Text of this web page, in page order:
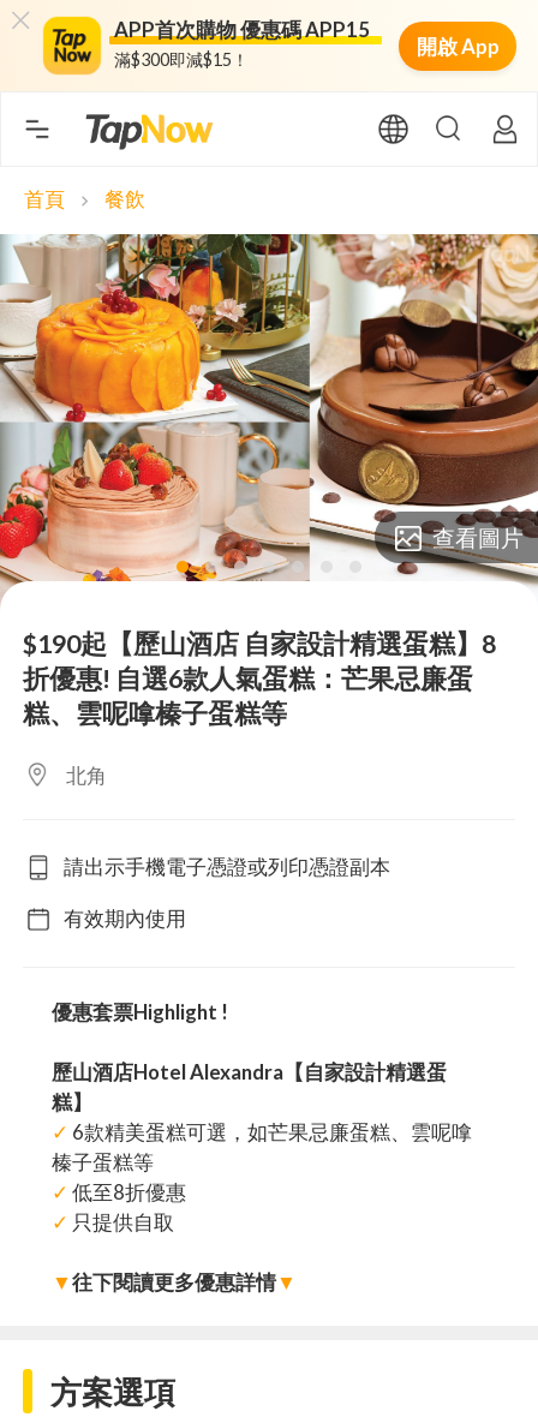
APP首次購物 優惠碼 APP15
滿$300即減$15！
開啟 App
首頁 chevron_right 餐飲
lens lens lens lens lens
查看圖片
$190起【歷山酒店 自家設計精選蛋糕】8
折優惠! 自選6款人氣蛋糕：芒果忌廉蛋
糕、雲呢嗱榛子蛋糕等
北角
請出示手機電子憑證或列印憑證副本
有效期內使用
優惠套票Highlight !
歷山酒店Hotel Alexandra【自家設計精選蛋
糕】
✓ 6款精美蛋糕可選，如芒果忌廉蛋糕、雲呢嗱
榛子蛋糕等
✓ 低至8折優惠
✓ 只提供自取
▼往下閱讀更多優惠詳情▼
方案選項